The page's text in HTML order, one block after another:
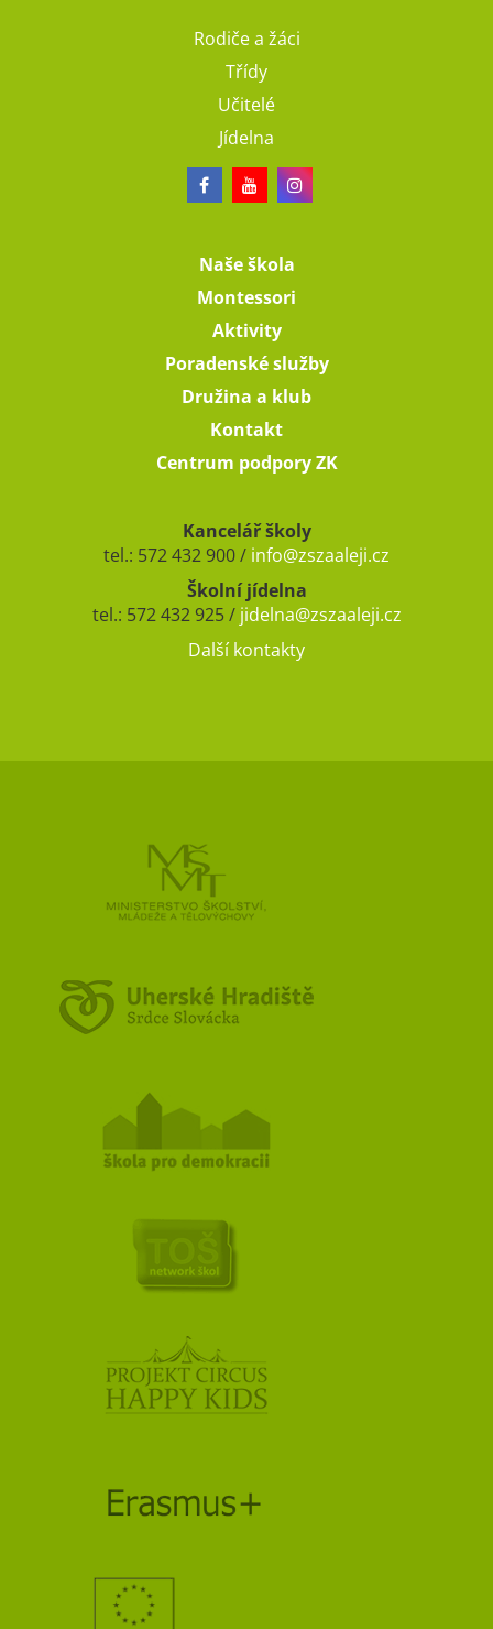
Rodiče a žáci
Třídy
Učitelé
Jídelna
Naše škola
Montessori
Aktivity
Poradenské služby
Družina a klub
Kontakt
Centrum podpory ZK
Kancelář školy
tel.: 572 432 900 / info@zszaaleji.cz
Školní jídelna
tel.: 572 432 925 / jidelna@zszaaleji.cz
Další kontakty